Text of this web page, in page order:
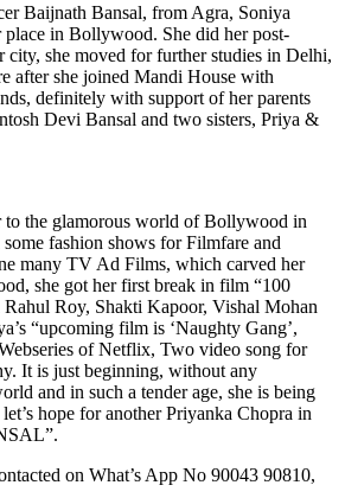
Baijnath Bansal, from Agra, Soniya
place in Bollywood. She did her post-
city, she moved for further studies in Delhi,
after she joined Mandi House with
definitely with support of her parents
Devi Bansal and two sisters, Priya &
to the glamorous world of Bollywood in
fashion shows for Filmfare and
many TV Ad Films, which carved her
she got her first break in film “100
Roy, Shakti Kapoor, Vishal Mohan
“upcoming film is ‘Naughty Gang’,
of Netflix, Two video song for
It is just beginning, without any
and in such a tender age, she is being
hope for another Priyanka Chopra in
on What’s App No 90043 90810,